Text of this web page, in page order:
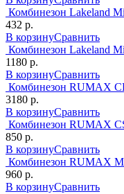
Комбинезон Lakeland
432 р.
В корзинуСравнить
Комбинезон Lakeland
1180 р.
В корзинуСравнить
Комбинезон RUMAX
3180 р.
В корзинуСравнить
Комбинезон RUMAX
850 р.
В корзинуСравнить
Комбинезон RUMAX
960 р.
В корзинуСравнить